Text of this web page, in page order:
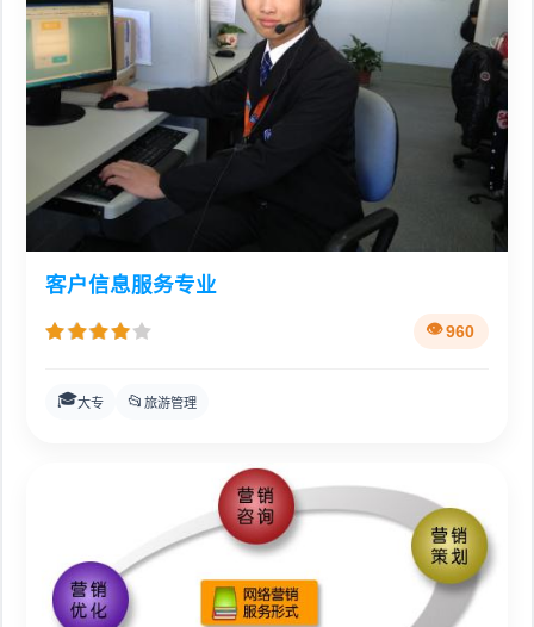
客户信息服务专业
960
🎓大专 📂 旅游管理